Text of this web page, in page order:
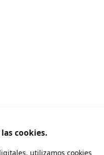
cookies.
utilizamos cookies